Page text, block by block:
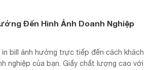
Đến Hình Ảnh Doanh Nghiệp
bill ảnh hưởng trực tiếp đến cách khách
nghiệp của bạn. Giấy chất lượng cao với